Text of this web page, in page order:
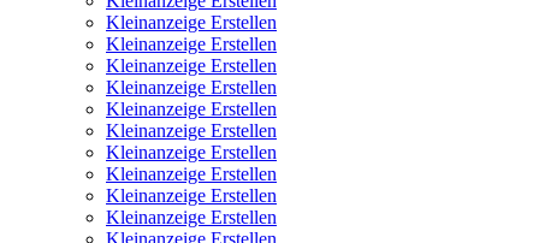
Kleinanzeige Erstellen
Kleinanzeige Erstellen
Kleinanzeige Erstellen
Kleinanzeige Erstellen
Kleinanzeige Erstellen
Kleinanzeige Erstellen
Kleinanzeige Erstellen
Kleinanzeige Erstellen
Kleinanzeige Erstellen
Kleinanzeige Erstellen
Kleinanzeige Erstellen